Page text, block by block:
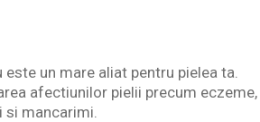
un mare aliat pentru pielea ta.
afectiunilor pielii precum eczeme,
mancarimi.